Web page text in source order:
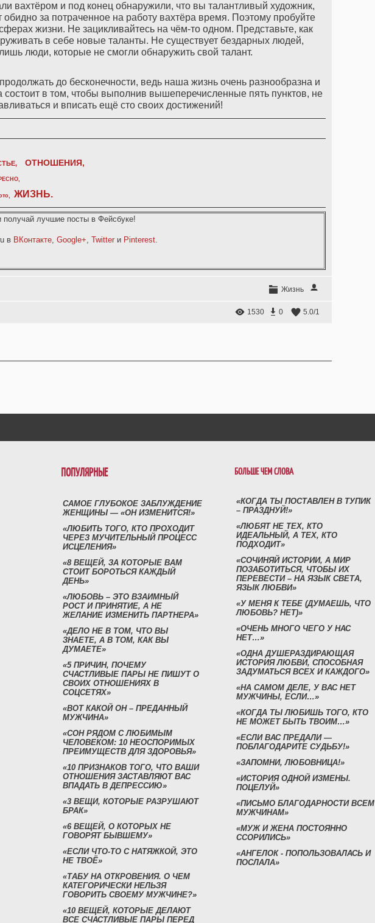
вахтёром и под конец обнаружили, что вы талантливый художник,
обидно за потраченное на работу вахтёра время. Поэтому пробуйте
жизни. Не зацикливайтесь на чём-то одном. Представьте, как
в себе новые таланты. Не существует бездарных людей,
люди, которые не смогли обнаружить свой талант.
до бесконечности, ведь наша жизнь очень разнообразна и
состоит в том, чтобы выполнив вышеперечисленные пять пунктов, не
и вписать ещё сто своих достижений!
ОТНОШЕНИЯ,
,
, ЖИЗНЬ.
лучшие посты в Фейсбуке!
в ВКонтакте, Google+, Twitter и Pinterest.
Жизнь
1530 0 5.0/1
ПОПУЛЯРНЫЕ
САМОЕ ГЛУБОКОЕ ЗАБЛУЖДЕНИЕ
ЖЕНЩИНЫ — «ОН ИЗМЕНИТСЯ!»
«ЛЮБИТЬ ТОГО, КТО ПРОХОДИТ
ЧЕРЕЗ МУЧИТЕЛЬНЫЙ ПРОЦЕСС
ИСЦЕЛЕНИЯ»
«8 ВЕЩЕЙ, ЗА КОТОРЫЕ ВАМ
СТОИТ БОРОТЬСЯ КАЖДЫЙ
ДЕНЬ»
«ЛЮБОВЬ – ЭТО ВЗАИМНЫЙ
РОСТ И ПРИНЯТИЕ, А НЕ
ЖЕЛАНИЕ ИЗМЕНИТЬ ПАРТНЕРА»
«ДЕЛО НЕ В ТОМ, ЧТО ВЫ
ЗНАЕТЕ, А В ТОМ, КАК ВЫ
ДУМАЕТЕ»
«5 ПРИЧИН, ПОЧЕМУ
СЧАСТЛИВЫЕ ПАРЫ НЕ ПИШУТ О
СВОИХ ОТНОШЕНИЯХ В
СОЦСЕТЯХ»
«ВОТ КАКОЙ ОН – ПРЕДАННЫЙ
МУЖЧИНА»
«СОН РЯДОМ С ЛЮБИМЫМ
ЧЕЛОВЕКОМ: 10 НЕОСПОРИМЫХ
ПРЕИМУЩЕСТВ ДЛЯ ЗДОРОВЬЯ»
«10 ПРИЗНАКОВ ТОГО, ЧТО ВАШИ
ОТНОШЕНИЯ ЗАСТАВЛЯЮТ ВАС
ВПАДАТЬ В ДЕПРЕССИЮ»
«3 ВЕЩИ, КОТОРЫЕ РАЗРУШАЮТ
БРАК»
«6 ВЕЩЕЙ, О КОТОРЫХ НЕ
ГОВОРЯТ БЫВШЕМУ»
«ЕСЛИ ЧТО-ТО С НАТЯЖКОЙ, ЭТО
НЕ ТВОЁ»
«ТАБУ НА ОТКРОВЕНИЯ. О ЧЕМ
КАТЕГОРИЧЕСКИ НЕЛЬЗЯ
ГОВОРИТЬ СВОЕМУ МУЖЧИНЕ?»
«10 ВЕЩЕЙ, КОТОРЫЕ ДЕЛАЮТ
ВСЕ СЧАСТЛИВЫЕ ПАРЫ ПЕРЕД
БОЛЬШЕ ЧЕМ СЛОВА
«КОГДА ТЫ ПОСТАВЛЕН В ТУПИК
– ПРАЗДНУЙ!»
«ЛЮБЯТ НЕ ТЕХ, КТО
ИДЕАЛЬНЫЙ, А ТЕХ, КТО
ПОДХОДИТ»
«СОЧИНЯЙ ИСТОРИИ, А МИР
ПОЗАБОТИТЬСЯ, ЧТОБЫ ИХ
ПЕРЕВЕСТИ – НА ЯЗЫК СВЕТА,
ЯЗЫК ЛЮБВИ»
«У МЕНЯ К ТЕБЕ (ДУМАЕШЬ, ЧТО
ЛЮБОВЬ? НЕТ)»
«ОЧЕНЬ МНОГО ЧЕГО У НАС
НЕТ…»
«ОДНА ДУШЕРАЗДИРАЮЩАЯ
ИСТОРИЯ ЛЮБВИ, СПОСОБНАЯ
ЗАДУМАТЬСЯ ВСЕХ И КАЖДОГО»
«НА САМОМ ДЕЛЕ, У ВАС НЕТ
МУЖЧИНЫ, ЕСЛИ…»
«КОГДА ТЫ ЛЮБИШЬ ТОГО, КТО
НЕ МОЖЕТ БЫТЬ ТВОИМ…»
«ЕСЛИ ВАС ПРЕДАЛИ —
ПОБЛАГОДАРИТЕ СУДЬБУ!»
«ЗАПОМНИ, ЛЮБОВНИЦА!»
«ИСТОРИЯ ОДНОЙ ИЗМЕНЫ.
ПОЦЕЛУЙ»
«ПИСЬМО БЛАГОДАРНОСТИ ВСЕМ
МУЖЧИНАМ»
«МУЖ И ЖЕНА ПОСТОЯННО
ССОРИЛИСЬ»
«АНГЕЛОК - ПОПОЛЬЗОВАЛАСЬ И
ПОСЛАЛА»